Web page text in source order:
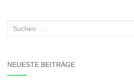
Suchen
NEUESTE BEITRÄGE